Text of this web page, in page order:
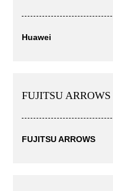
Huawei
FUJITSU ARROWS
FUJITSU ARROWS